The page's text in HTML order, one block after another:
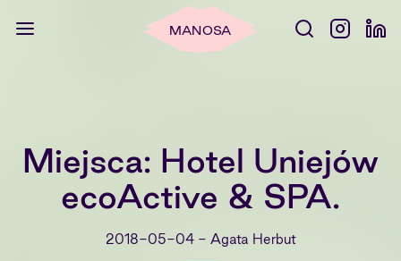
MANOSA
Miejsca: Hotel Uniejów
ecoActive & SPA.
2018-05-04- Agata Herbut